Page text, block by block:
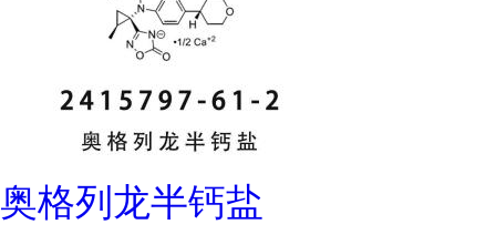
奥格列龙半钙盐